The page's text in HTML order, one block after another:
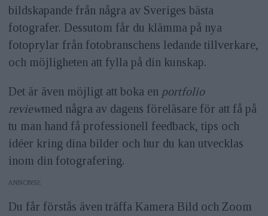
bildskapande från några av Sveriges bästa
fotografer. Dessutom får du klämma på nya
fotoprylar från fotobranschens ledande tillverkare,
och möjligheten att fylla på din kunskap.
Det är även möjligt att boka en portfolio
reviewmed några av dagens föreläsare för att få på
tu man hand få professionell feedback, tips och
idéer kring dina bilder och hur du kan utvecklas
inom din fotografering.
ANNONS
Du får förstås även träffa Kamera Bild och Zoom